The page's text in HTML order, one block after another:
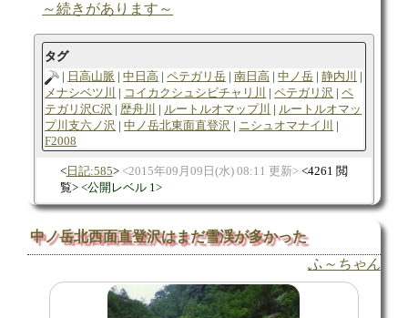
～続きがあります～
タグ
日高山脈
中日高 ペテガリ岳 南日高 中ノ岳
静内川
メナシベツ川
コイカクシュシビチャリ川 ペテガリ沢
ペ
テガリ沢C沢
歴舟川 ルートルオマップ川
ルートルオマッ
プ川支六ノ沢
中ノ岳北東面直登沢
ニシュオマナイ川
F2008
日記:585 2015年09月09日(水) 08:11 更新
4261 閲
覧
公開レベル 1
中ノ岳北西面直登沢はまだ雪渓が多かった
ふ～ちゃん